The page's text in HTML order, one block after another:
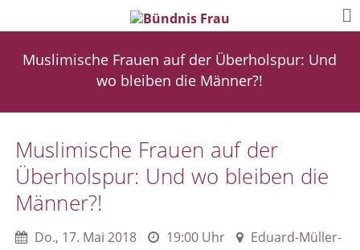
Muslimische Frauen auf der Überholspur: Und
wo bleiben die Männer?!
Muslimische Frauen auf der
Überholspur: Und wo bleiben die
Männer?!
Do., 17. Mai 2018 19:00 Uhr
Eduard-Müller-